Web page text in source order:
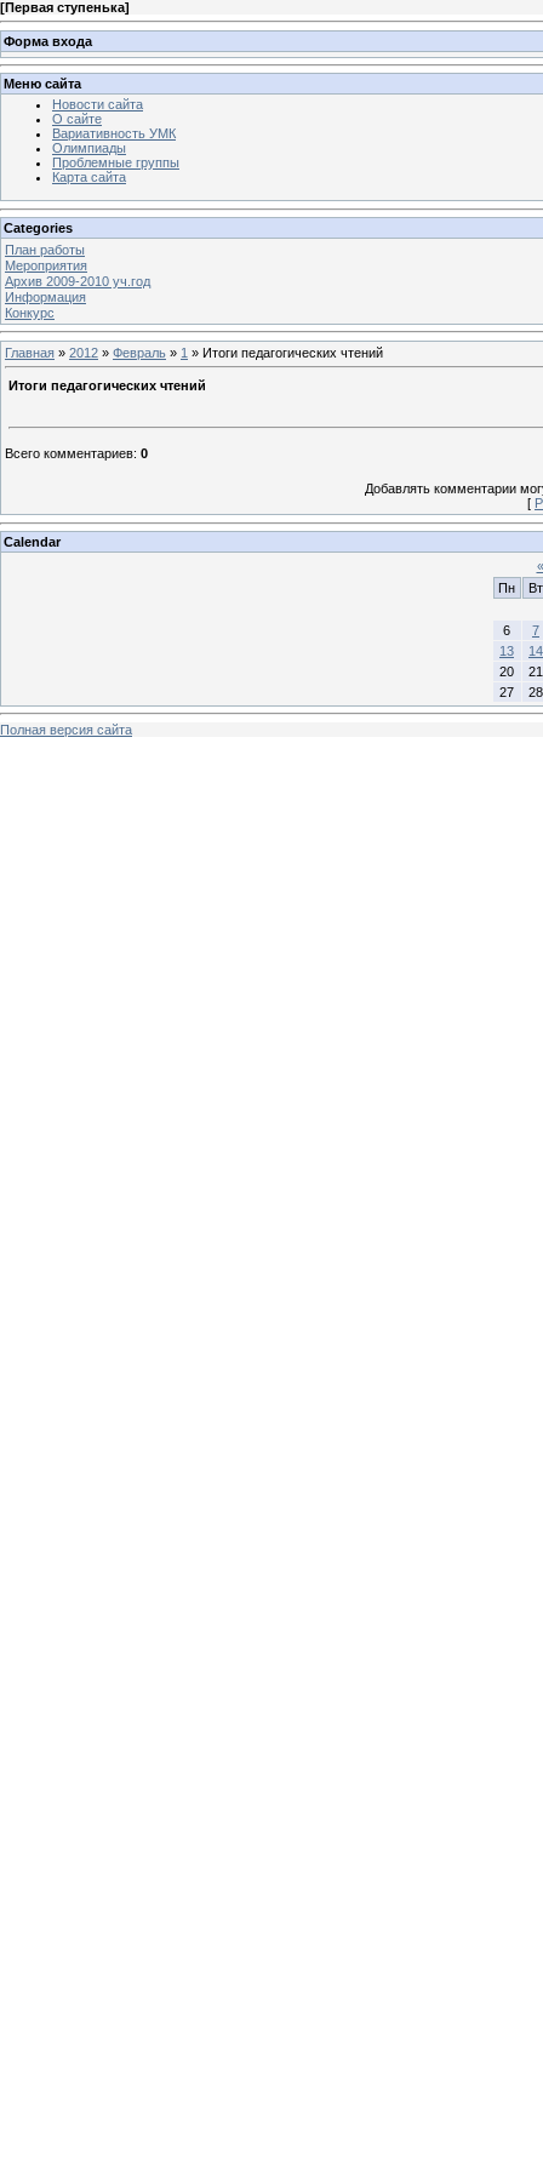
[Первая ступенька]
Форма входа
Меню сайта
Новости сайта
О сайте
Вариативность УМК
Олимпиады
Проблемные группы
Карта сайта
Categories
План работы
Мероприятия
Архив 2009-2010 уч.год
Информация
Конкурс
Главная » 2012 » Февраль » 1 » Итоги педагогических чтений
Итоги педагогических чтений
Всего комментариев: 0
Добавлять комментарии
[
Calendar
«
Пн
Вт
6
7
13
14
20
21
27
28
Полная версия сайта